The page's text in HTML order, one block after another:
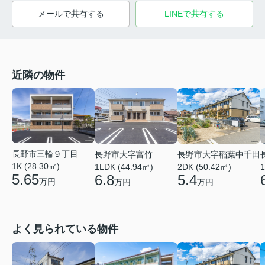
メールで共有する LINEで共有する
近隣の物件
長野市三輪９丁目
1K (28.30㎡)
5.65万円
長野市大字富竹
1LDK (44.94㎡)
6.8万円
長野市大字稲葉中千田
2DK (50.42㎡)
5.4万円
よく見られている物件